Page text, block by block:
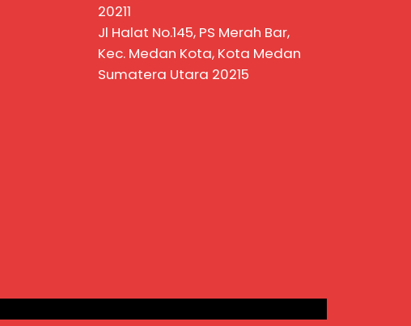
20211
Jl Halat No.145, PS Merah Bar,
Kec. Medan Kota, Kota Medan
Sumatera Utara 20215